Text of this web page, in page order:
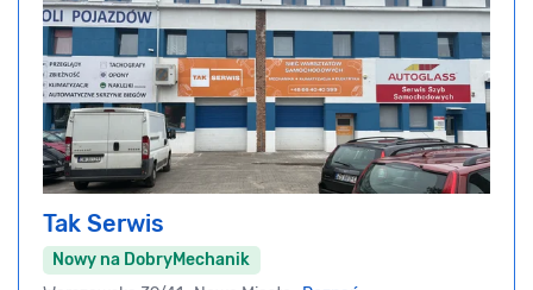
Tak Serwis
Nowy na DobryMechanik